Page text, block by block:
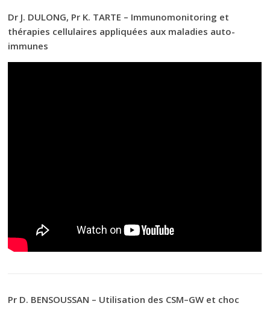
Dr J. DULONG, Pr K. TARTE – Immunomonitoring et
thérapies cellulaires appliquées aux maladies auto-
immunes
Pr D. BENSOUSSAN – Utilisation des CSM–GW et choc